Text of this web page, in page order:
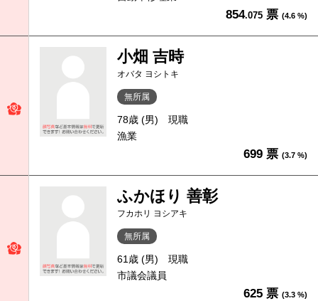
854.075 票 (4.6 %)
小畑 吉時
オバタ ヨシトキ
無所属
78歳 (男)
現職
漁業
699 票 (3.7 %)
ふかほり 善彰
フカホリ ヨシアキ
無所属
61歳 (男)
現職
市議会議員
625 票 (3.3 %)